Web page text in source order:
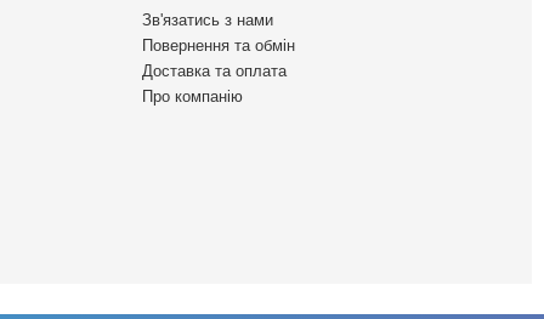
Зв'язатись з нами
Повернення та обмін
Доставка та оплата
Про компанію